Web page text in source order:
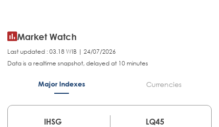
Market Watch
Last updated : 03.18 WIB | 24/07/2026
Data is a realtime snapshot, delayed at 10 minutes
Major Indexes Currencies
IHSG
LQ45